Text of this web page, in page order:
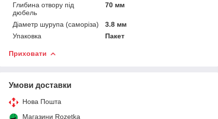
Глибина отвору під
дюбель
70 мм
Діаметр шурупа (саморіза)
3.8 мм
Упаковка
Пакет
Приховати
Умови доставки
Нова Пошта
Магазини Rozetka